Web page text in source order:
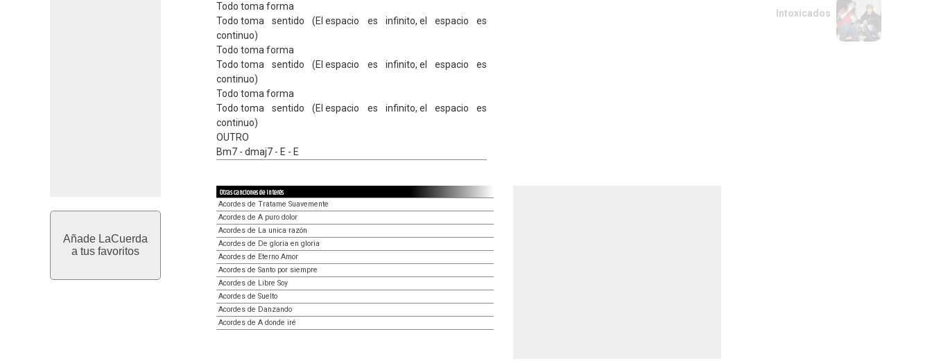
Añade LaCuerda
a tus favoritos
Todo toma forma
Todo toma sentido (El espacio es infinito, el espacio es
continuo)
Todo toma forma
Todo toma sentido (El espacio es infinito, el espacio es
continuo)
Todo toma forma
Todo toma sentido (El espacio es infinito, el espacio es
continuo)
OUTRO
Bm7 - dmaj7 - E - E
Otras canciones de interés
Acordes de Tratame Suavemente
Acordes de A puro dolor
Acordes de La unica razón
Acordes de De gloria en gloria
Acordes de Eterno Amor
Acordes de Santo por siempre
Acordes de Libre Soy
Acordes de Suelto
Acordes de Danzando
Acordes de A donde iré
Intoxicados